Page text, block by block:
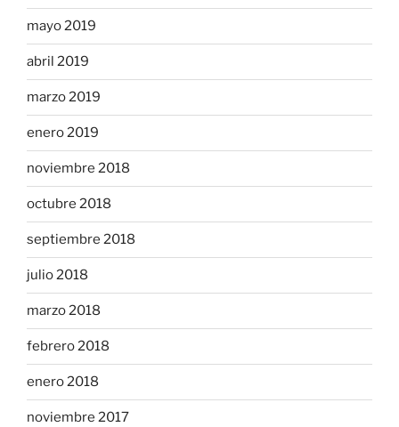
mayo 2019
abril 2019
marzo 2019
enero 2019
noviembre 2018
octubre 2018
septiembre 2018
julio 2018
marzo 2018
febrero 2018
enero 2018
noviembre 2017